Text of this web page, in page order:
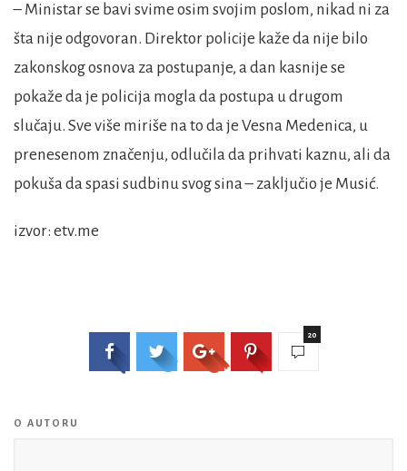
– Ministar se bavi svime osim svojim poslom, nikad ni za
šta nije odgovoran. Direktor policije kaže da nije bilo
zakonskog osnova za postupanje, a dan kasnije se
pokaže da je policija mogla da postupa u drugom
slučaju. Sve više miriše na to da je Vesna Medenica, u
prenesenom značenju, odlučila da prihvati kaznu, ali da
pokuša da spasi sudbinu svog sina – zaključio je Musić.
izvor: etv.me
20
O AUTORU